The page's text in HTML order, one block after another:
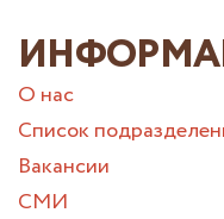
О нас
Список
Вакансии
СМИ